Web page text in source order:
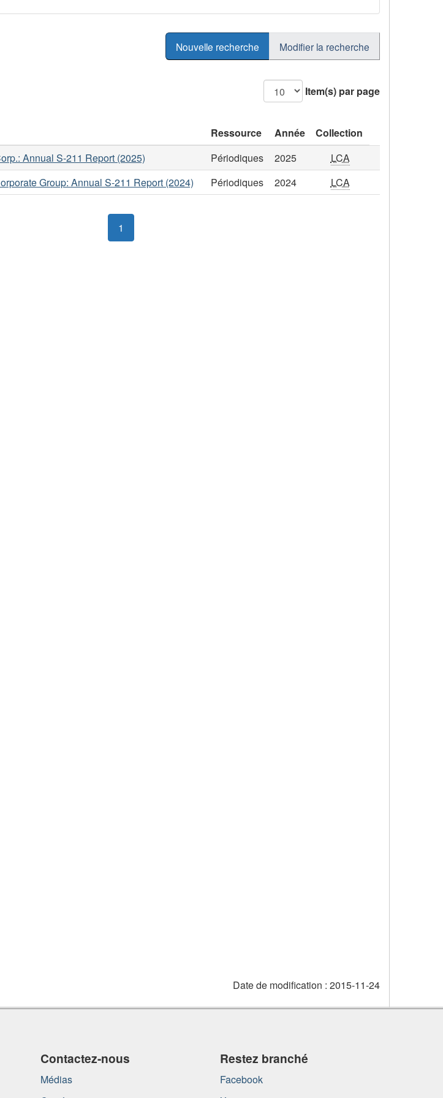
Nouvelle recherche Modifier la recherche
Item(s) par page
Ressource Année
Collection
Annual S-211 Report (2025)
Périodiques 2025
LCA
Group: Annual S-211 Report (2024)
Périodiques 2024 LCA
1
Date de modification : 2015-11-24
Contactez-nous
Médias
Restez branché
Facebook